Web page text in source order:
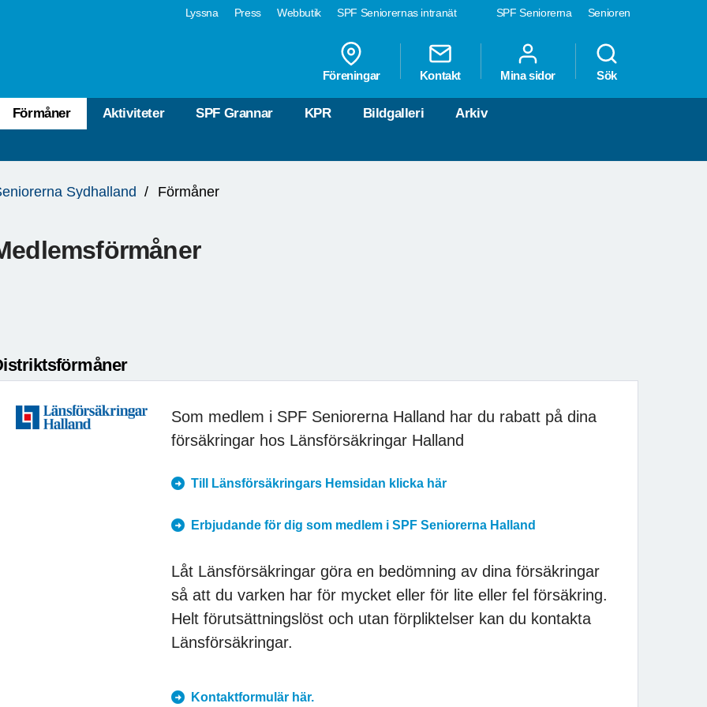
SPF Seniorerna Senioren
Lyssna Press Webbutik SPF Seniorernas intranät
Föreningar Kontakt Mina sidor Sök
Förmåner Aktiviteter SPF Grannar KPR Bildgalleri Arkiv
Sydhalland Förmåner
Som medlem i SPF Seniorerna Halland har du rabatt på dina
försäkringar hos Länsförsäkringar Halland
Till Länsförsäkringars Hemsidan klicka här
Erbjudande för dig som medlem i SPF Seniorerna Halland
Låt Länsförsäkringar göra en bedömning av dina försäkringar
så att du varken har för mycket eller för lite eller fel försäkring.
Helt förutsättningslöst och utan förpliktelser kan du kontakta
Länsförsäkringar.
Kontaktformulär här.